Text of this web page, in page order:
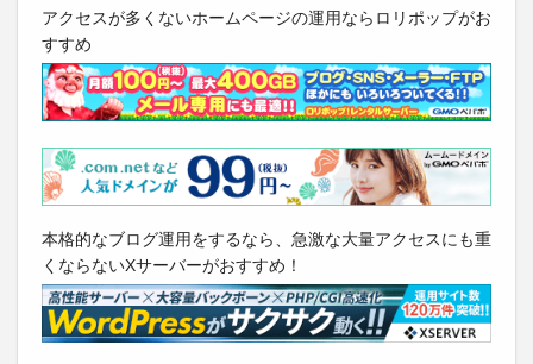
アクセスが多くないホームページの運用ならロリポップがお
すすめ
本格的なブログ運用をするなら、急激な大量アクセスにも重
くならないXサーバーがおすすめ！